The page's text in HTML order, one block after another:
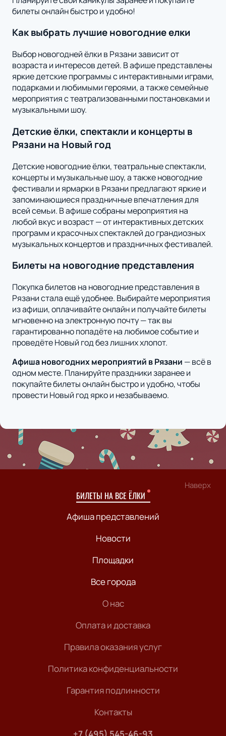
билеты онлайн быстро и удобно!
Как выбрать лучшие новогодние елки
Выбор новогодней ёлки в Рязани зависит от
возраста и интересов детей. В афише представлены
яркие детские программы с интерактивными играми,
подарками и любимыми героями, а также семейные
мероприятия с театрализованными постановками и
музыкальными шоу.
Детские ёлки, спектакли и концерты в
Рязани на Новый год
Детские новогодние ёлки, театральные спектакли,
концерты и музыкальные шоу, а также новогодние
фестивали и ярмарки в Рязани предлагают яркие и
запоминающиеся праздничные впечатления для
всей семьи. В афише собраны мероприятия на
любой вкус и возраст — от интерактивных детских
программ и красочных спектаклей до грандиозных
музыкальных концертов и праздничных фестивалей.
Билеты на новогодние представления
Покупка билетов на новогодние представления в
Рязани стала ещё удобнее. Выбирайте мероприятия
из афиши, оплачивайте онлайн и получайте билеты
мгновенно на электронную почту — так вы
гарантированно попадёте на любимое событие и
проведёте Новый год без лишних хлопот.
Афиша новогодних мероприятий в Рязани — всё в
одном месте. Планируйте праздники заранее и
покупайте билеты онлайн быстро и удобно, чтобы
провести Новый год ярко и незабываемо.
Наверх
БИЛЕТЫ НА ВСЕ ЁЛКИ
Афиша представлений
Новости
Площадки
Все города
О нас
Оплата и доставка
Правила оказания услуг
Политика конфиденциальности
Гарантия подлинности
Контакты